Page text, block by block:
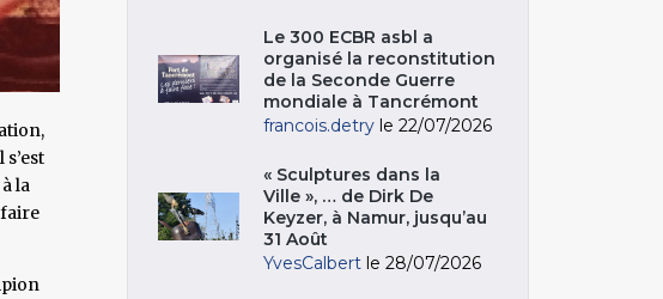
la
faire
Le 300 ECBR asbl a
organisé la reconstitution
de la Seconde Guerre
mondiale à Tancrémont
francois.detry le 22/07/2026
« Sculptures dans la
Ville », … de Dirk De
Keyzer, à Namur, jusqu’au
31 Août
YvesCalbert le 28/07/2026